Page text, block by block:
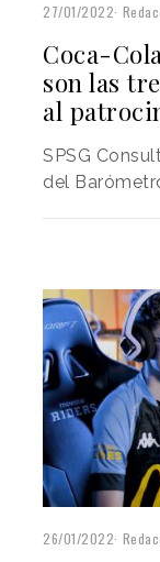
27/01/2022
Coca-
son las
al
SPSG
del
26/01/2022